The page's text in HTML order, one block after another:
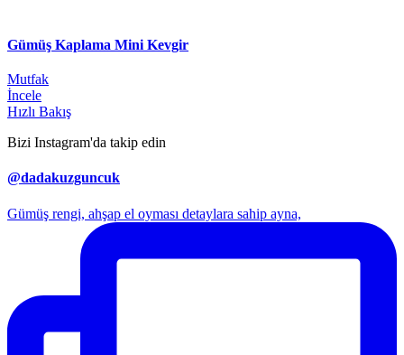
Gümüş Kaplama Mini Kevgir
Mutfak
İncele
Hızlı Bakış
Bizi Instagram'da takip edin
@dadakuzguncuk
Gümüş rengi, ahşap el oyması detaylara sahip ayna,